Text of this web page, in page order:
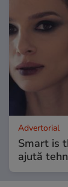
Advertorial
Smart is
ajută